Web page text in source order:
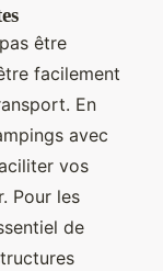
être
facilement
En
avec
vos
Pour les
de